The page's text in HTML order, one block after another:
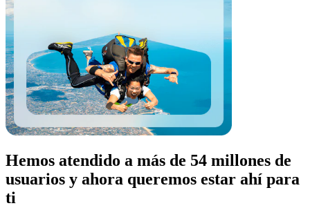
Hemos atendido a más de 54 millones de
usuarios y ahora queremos estar ahí para
ti